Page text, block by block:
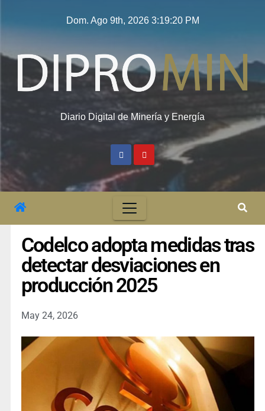
Dom. Ago 9th, 2026 3:19:20 PM
Diario Digital de Minería y Energía
Codelco adopta medidas tras
detectar desviaciones en
producción 2025
May 24, 2026